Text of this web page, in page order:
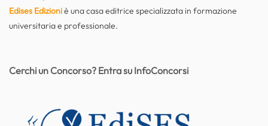
Edises Edizioniè una casa editrice specializzata in formazione
universitaria e professionale.
Cerchi un Concorso? Entra su InfoConcorsi